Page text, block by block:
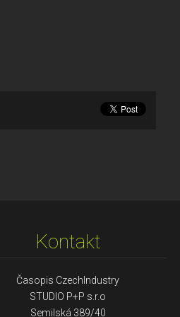
Kontakt
Časopis CzechIndustry
STUDIO P+P s.r.o
Semilská 389/40